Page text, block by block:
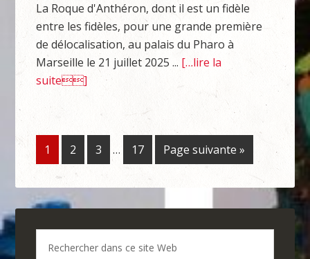
La Roque d'Anthéron, dont il est un fidèle
entre les fidèles, pour une grande première
de délocalisation, au palais du Pharo à
Marseille le 21 juillet 2025 ... […lire la
suite]
1 2 3 … 17 Page suivante »